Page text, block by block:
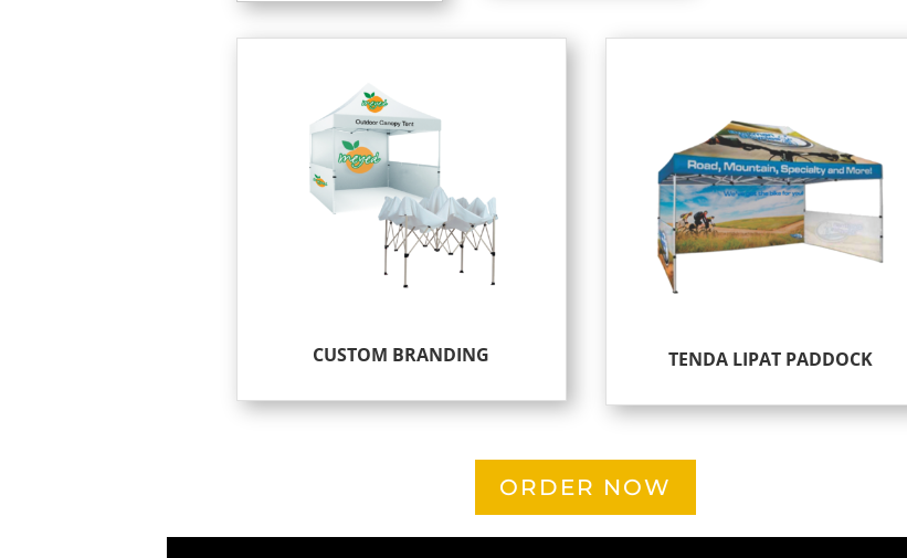
CUSTOM BRANDING TENDA LIPAT PADDOCK
ORDER NOW